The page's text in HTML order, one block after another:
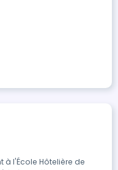
à l'École Hôtelière de